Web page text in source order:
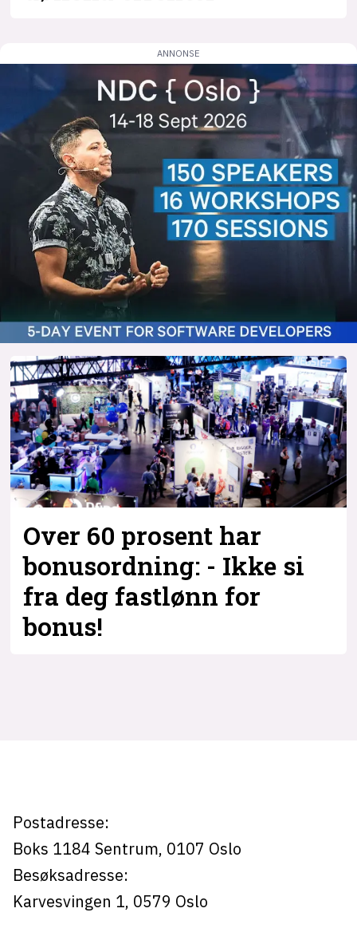
Over 60 prosent har
bonusordning: - Ikke si
fra deg fastlønn for
bonus!
mørk modus
nyhetsbrev
kode24-klubben
LinkedIn
Bluesky
Facebook
annonsepriser
annonseguide
suksesshistorier
Bli firmapartner
Postadresse:
Boks 1184 Sentrum, 0107 Oslo
Besøksadresse:
Karvesvingen 1, 0579 Oslo